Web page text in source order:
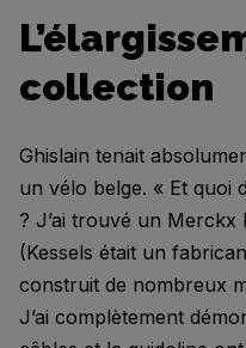
collection
Ghislain tenait
un vélo belge. « Et quoi
? J’ai trouvé un Merckx
(Kessels était un
construit de nombreux
J’ai complètement